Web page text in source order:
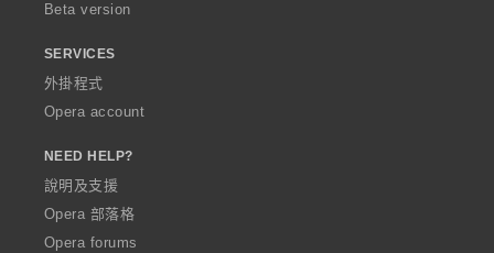
Beta version
SERVICES
外掛程式
Opera account
NEED HELP?
說明及支援
Opera 部落格
Opera forums